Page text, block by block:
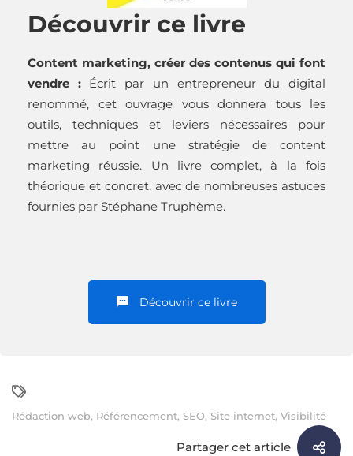
Découvrir ce livre
Content marketing, créer des contenus qui font
vendre : Écrit par un entrepreneur du digital
renommé, cet ouvrage vous donnera tous les
outils, techniques et leviers nécessaires pour
mettre au point une stratégie de content
marketing réussie. Un livre complet, à la fois
théorique et concret, avec de nombreuses astuces
fournies par Stéphane Truphème.
Découvrir ce livre
Rédaction web, Référencement, SEO, Site internet, Visibilité
Partager cet article